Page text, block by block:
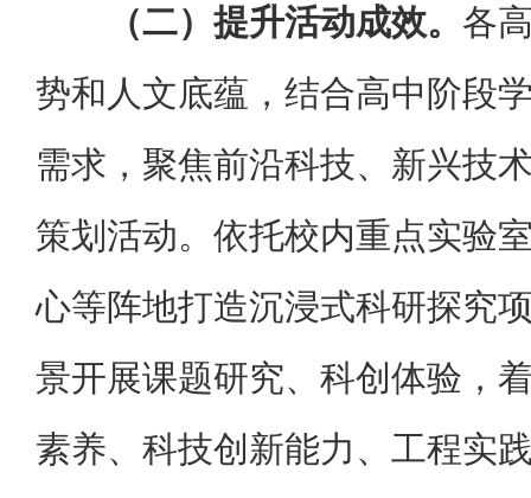
（二）提升活动成效。 各
势和人文底蕴，结合高中阶段
需求，聚焦前沿科技、新兴技
策划活动。依托校内重点实验
心等阵地打造沉浸式科研探究
景开展课题研究、科创体验，
素养、科技创新能力、工程实